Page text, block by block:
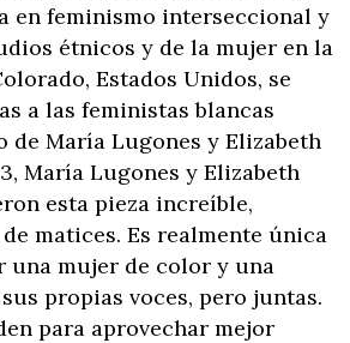
en feminismo interseccional y
étnicos y de la mujer en la
Estados Unidos, se
a las feministas blancas
de María Lugones y Elizabeth
María Lugones y Elizabeth
esta pieza increíble,
matices. Es realmente única
una mujer de color y una
propias voces, pero juntas.
para aprovechar mejor